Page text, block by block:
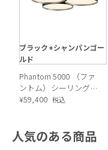
ブラック+シャンパンゴー
ルド
Phantom 5000 （ファ
ントム）シーリングラ
イト
¥59,400 税込
人気のある商品